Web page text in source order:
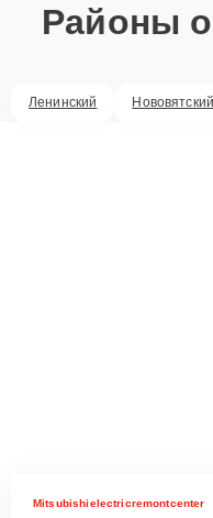
Районы
Ленинский Нововятский
Mitsubishielectricremontcenter